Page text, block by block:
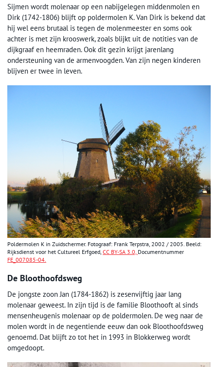
Sijmen wordt molenaar op een nabijgelegen middenmolen en
Dirk (1742-1806) blijft op poldermolen K. Van Dirk is bekend dat
hij wel eens brutaal is tegen de molenmeester en soms ook
achter is met zijn krooswerk, zoals blijkt uit de notities van de
dijkgraaf en heemraden. Ook dit gezin krijgt jarenlang
ondersteuning van de armenvoogden. Van zijn negen kinderen
blijven er twee in leven.
Poldermolen K in Zuidschermer. Fotograaf: Frank Terpstra, 2002 / 2005. Beeld:
Rijksdienst voor het Cultureel Erfgoed, CC BY-SA 3.0, Documentnummer
FE_007085-04.
De Bloothoofdsweg
De jongste zoon Jan (1784-1862) is zesenvijftig jaar lang
molenaar geweest. In zijn tijd is de familie Bloothooft al sinds
mensenheugenis molenaar op de poldermolen. De weg naar de
molen wordt in de negentiende eeuw dan ook Bloothoofdsweg
genoemd. Dat blijft zo tot het in 1993 in Blokkerweg wordt
omgedoopt.